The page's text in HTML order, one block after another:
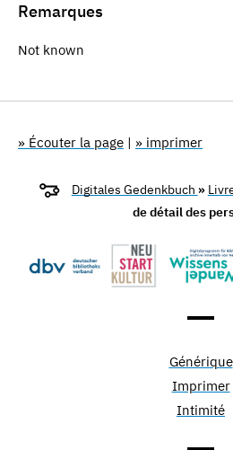
Remarques
Not known
» Écouter la page | » imprimer
Digitales Gedenkbuch »
de détail des
Générique
Imprimer
Intimité